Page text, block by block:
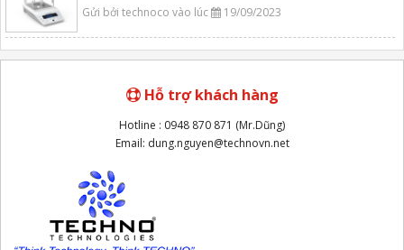
Gửi bởi technoco vào lúc 19/09/2023
Hỗ trợ khách hàng
Hotline : 0948 870 871 (Mr.Dũng)
Email: dung.nguyen@technovn.net